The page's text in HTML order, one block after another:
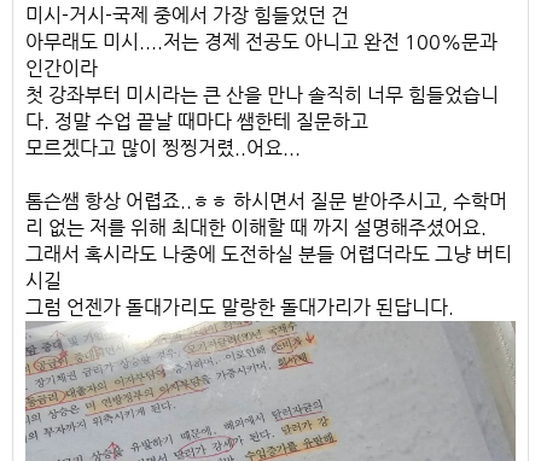
미시-거시-국제 중에서 가장 힘들었던 건
아무래도 미시....저는 경제 전공도 아니고 완전 100%문과
인간이라
첫 강좌부터 미시라는 큰 산을 만나 솔직히 너무 힘들었습니
다. 정말 수업 끝날 때마다 쌤한테 질문하고
모르겠다고 많이 찡찡거렸..어요...
톰슨쌤 항상 어렵죠..ㅎㅎ 하시면서 질문 받아주시고, 수학머
리 없는 저를 위해 최대한 이해할 때 까지 설명해주셨어요.
그래서 혹시라도 나중에 도전하실 분들 어렵더라도 그냥 버티
시길
그럼 언젠가 돌대가리도 말랑한 돌대가리가 된답니다.